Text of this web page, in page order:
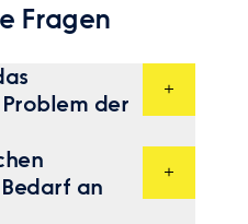
Fragen
der
eine
spezieller
Wir prüfen
an